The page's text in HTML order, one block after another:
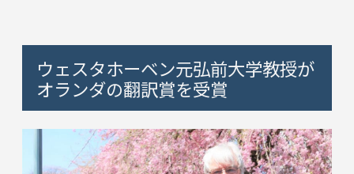
ウェスタホーベン元弘前大学教授が
オランダの翻訳賞を受賞